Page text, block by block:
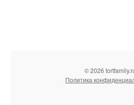
© 2026
Политика